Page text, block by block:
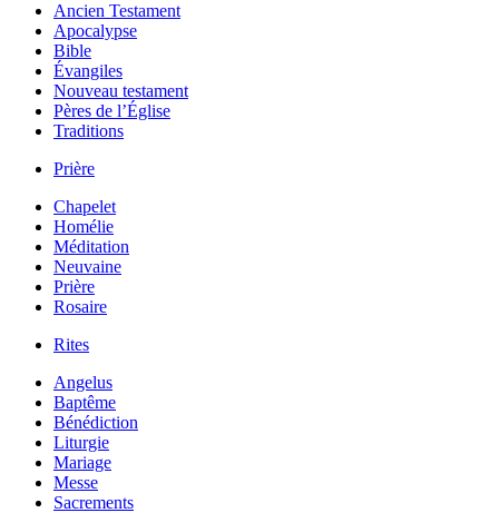
Ancien Testament
Apocalypse
Bible
Évangiles
Nouveau testament
Pères de l’Église
Traditions
Prière
Chapelet
Homélie
Méditation
Neuvaine
Prière
Rosaire
Rites
Angelus
Baptême
Bénédiction
Liturgie
Mariage
Messe
Sacrements